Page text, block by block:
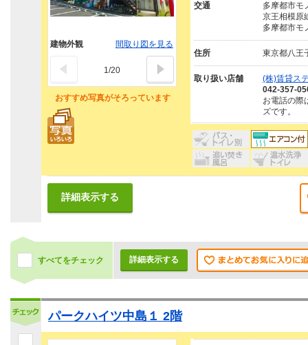
おすすめ写真がそろっています
建物外観 間取り図を見る
1/20
交通
多摩都市モ
京王相模原
多摩都市モ
住所 東京都八王
取り扱い店舗
(株)賃貸ス
042-357-
お電話の際
ズです。
詳細表示する
すべてをチェック 詳細表示する
パークハイツ中島１ 2階